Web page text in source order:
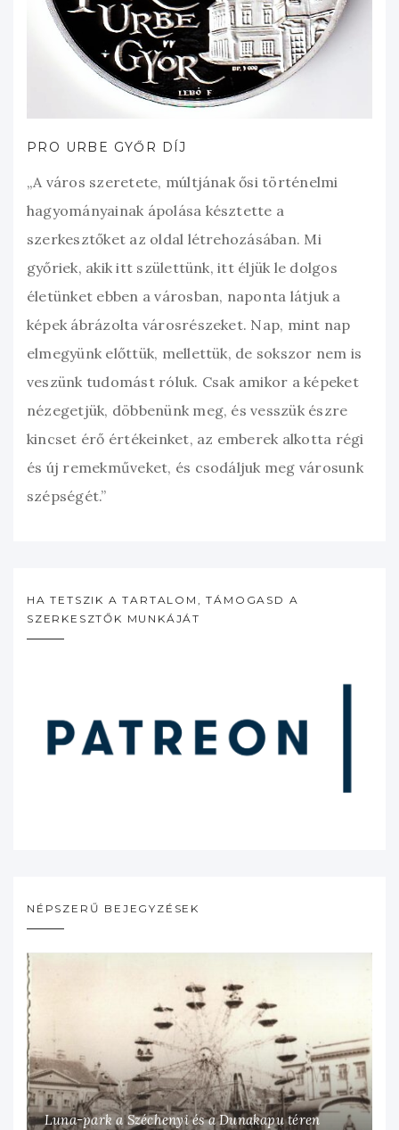
PRO URBE GYŐR DÍJ
„A város szeretete, múltjának ősi történelmi
hagyományainak ápolása késztette a
szerkesztőket az oldal létrehozásában. Mi
győriek, akik itt születtünk, itt éljük le dolgos
életünket ebben a városban, naponta látjuk a
képek ábrázolta városrészeket. Nap, mint nap
elmegyünk előttük, mellettük, de sokszor nem is
veszünk tudomást róluk. Csak amikor a képeket
nézegetjük, döbbenünk meg, és vesszük észre
kincset érő értékeinket, az emberek alkotta régi
és új remekműveket, és csodáljuk meg városunk
szépségét.”
HA TETSZIK A TARTALOM, TÁMOGASD A
SZERKESZTŐK MUNKÁJÁT
NÉPSZERŰ BEJEGYZÉSEK
Luna-park a Széchenyi és a Dunakapu téren